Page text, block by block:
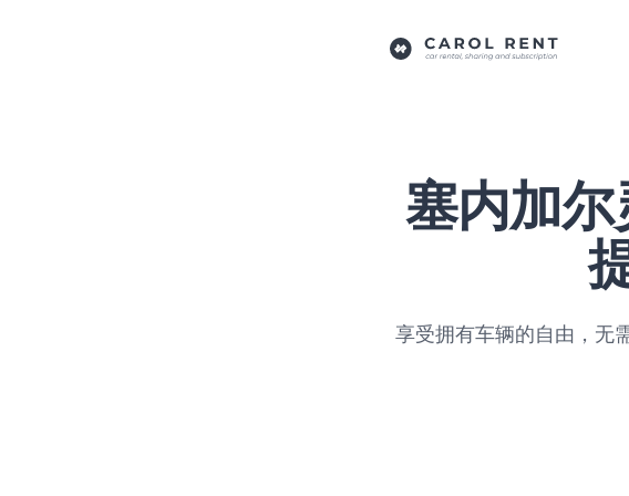
塞内加尔
享受拥有车辆的自由，无